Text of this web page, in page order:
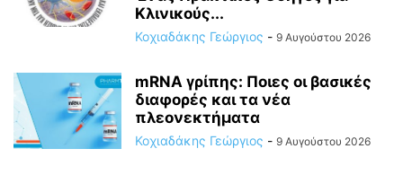
Κλινικούς...
Κοχιαδάκης Γεώργιος - 9 Αυγούστου 2026
mRNA γρίπης: Ποιες οι βασικές
διαφορές και τα νέα
πλεονεκτήματα
Κοχιαδάκης Γεώργιος - 9 Αυγούστου 2026